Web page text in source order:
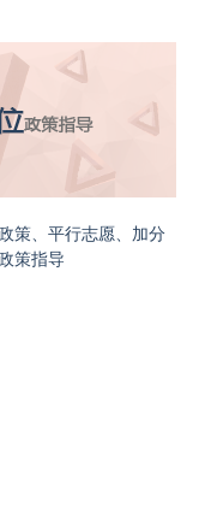
策、平行志愿、加分
策指导